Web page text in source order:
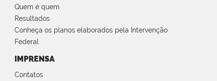
Quem é quem
Resultados
Conheça os planos elaborados pela Intervenção
Federal
IMPRENSA
Contatos